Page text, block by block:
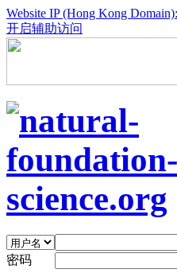
Website IP (Hong Kong
开启辅助访问
密码